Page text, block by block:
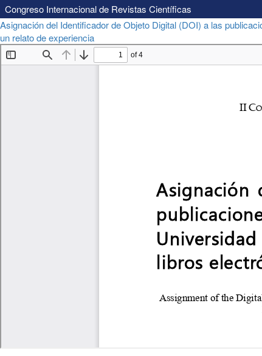
Congreso Internacional de Revistas Científicas
Volver
a
los
detalles
Asignación del Identificador de Objeto Digital (DOI) a las
un relato de experiencia
PDF